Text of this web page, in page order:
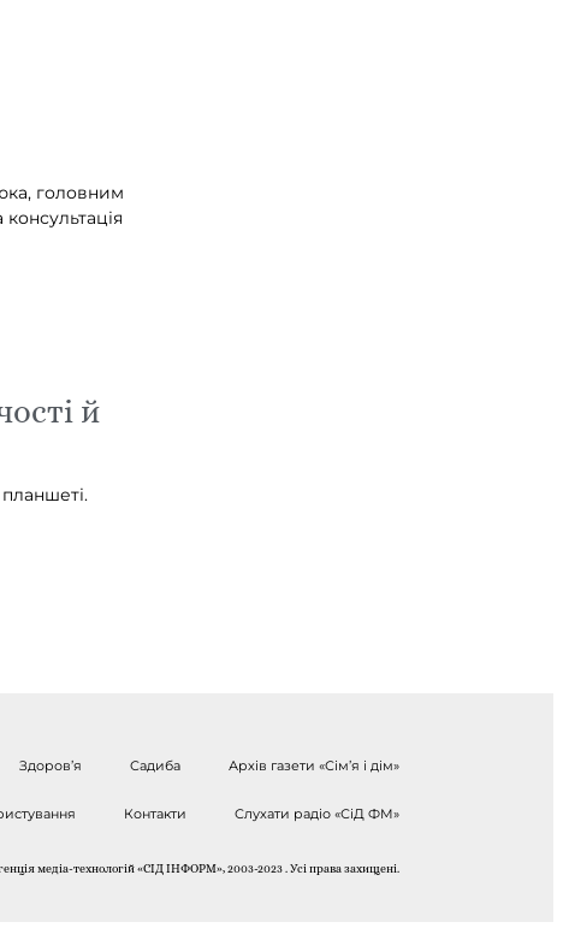
головним
й
Здоров’я Садиба Архів газети «Сім’я і дім»
Контакти Слухати радіо «СіД ФМ»
медіа-технологій «СІД ІНФОРМ», 2003-2023 . Усі права захищені.